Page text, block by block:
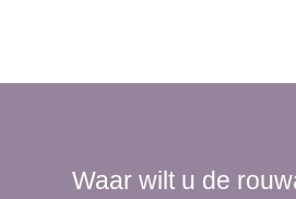
Waar wilt u de